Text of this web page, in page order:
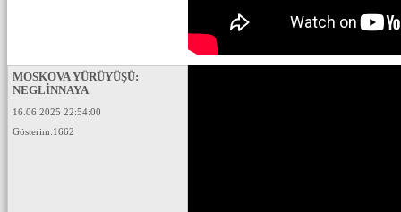
MOSKOVA YÜRÜYÜŞÜ:
NEGLİNNAYA
16.06.2025 22:54:00
Gösterim:1662